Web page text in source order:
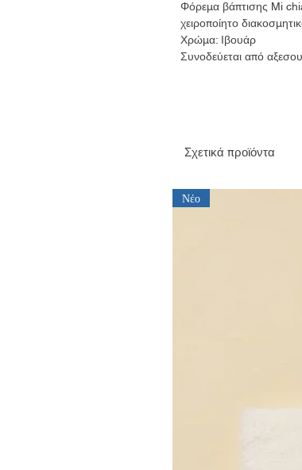
Φόρεμα βάπτισης Mi
χειροποίητο
Χρώμα: Ιβουάρ
Συνοδεύεται από
Σχετικά προϊόντα
Νέο